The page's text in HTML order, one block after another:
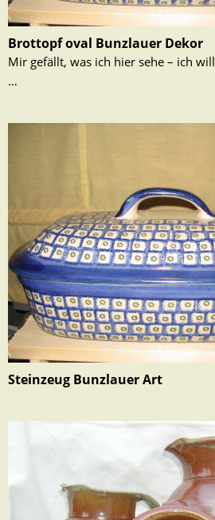
Brottopf oval Bunzlauer Dekor
Mir gefällt, was ich hier sehe – ich
…
Steinzeug Bunzlauer Art